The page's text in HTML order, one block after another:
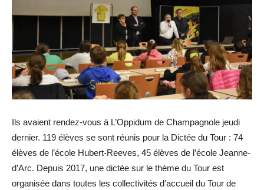
Ils avaient rendez-vous à L’Oppidum de Champagnole jeudi
dernier. 119 élèves se sont réunis pour la Dictée du Tour : 74
élèves de l’école Hubert-Reeves, 45 élèves de l’école Jeanne-
d’Arc. Depuis 2017, une dictée sur le thème du Tour est
organisée dans toutes les collectivités d’accueil du Tour de